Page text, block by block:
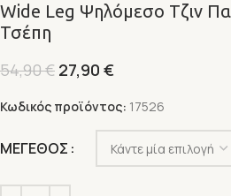
Wide Leg Ψηλόμεσο Τζιν
Τσέπη
54,90€ 27,90 €
Κωδικός προϊόντος: 17526
ΜΕΓΕΘΟΣ
Alternative: